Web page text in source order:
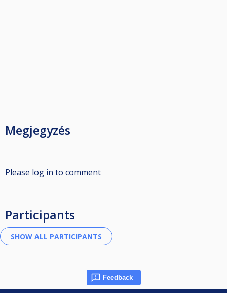
Megjegyzés
Please log in to comment
Participants
Feedback